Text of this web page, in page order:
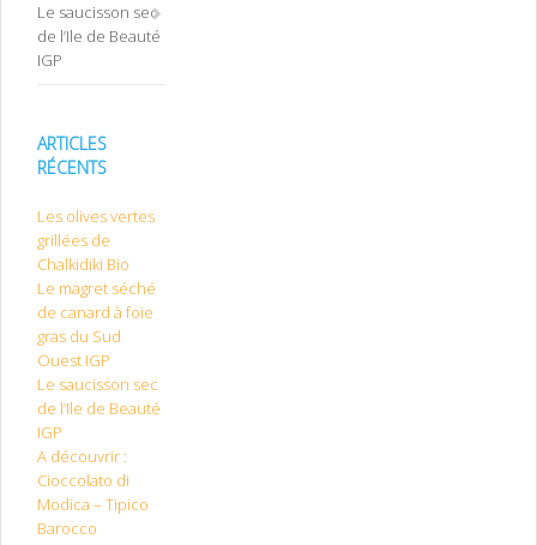
Le saucisson sec
de l’Ile de Beauté
IGP
ARTICLES
RÉCENTS
Les olives vertes
grillées de
Chalkidiki Bio
Le magret séché
de canard à foie
gras du Sud
Ouest IGP
Le saucisson sec
de l’Ile de Beauté
IGP
A découvrir :
Cioccolato di
Modica – Tipico
Barocco